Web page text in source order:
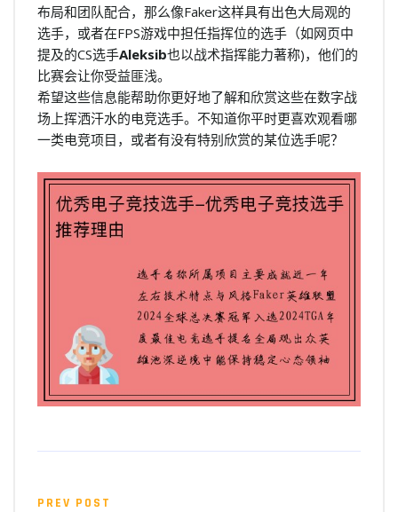
布局和团队配合，那么像Faker这样具有出色大局观的
选手，或者在FPS游戏中担任指挥位的选手（如网页中
提及的CS选手Aleksib也以战术指挥能力著称)，他们的
比赛会让你受益匪浅。
希望这些信息能帮助你更好地了解和欣赏这些在数字战
场上挥洒汗水的电竞选手。不知道你平时更喜欢观看哪
一类电竞项目，或者有没有特别欣赏的某位选手呢？
PREV POST